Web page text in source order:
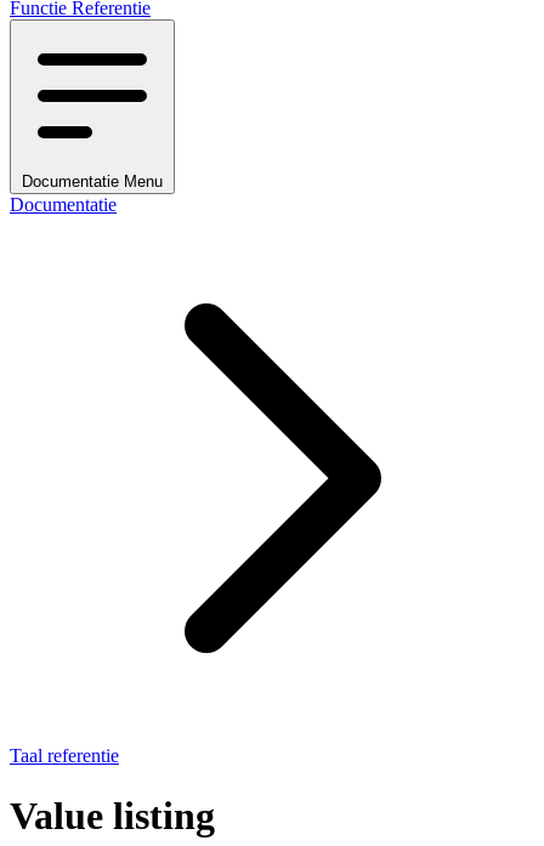
Functie Referentie
Documentatie Menu
Documentatie
Taal referentie
Value listing